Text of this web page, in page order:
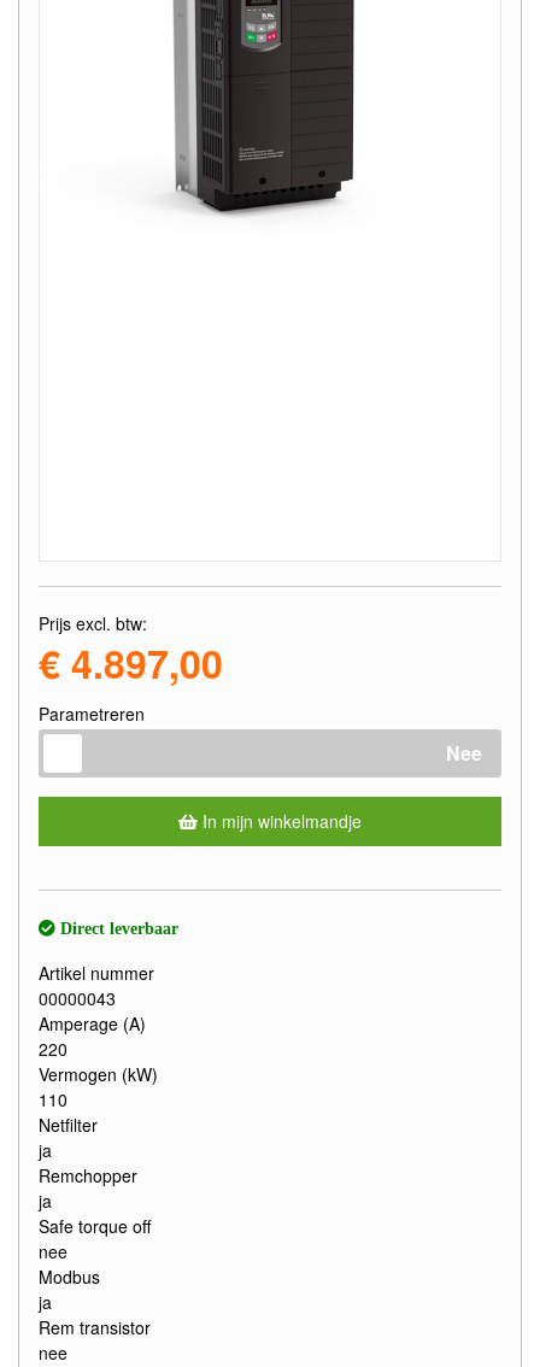
Prijs excl. btw:
€ 4.897,00
Parametreren
Nee
In mijn winkelmandje
Direct leverbaar
Artikel nummer
00000043
Amperage (A)
220
Vermogen (kW)
110
Netfilter
ja
Remchopper
ja
Safe torque off
nee
Modbus
ja
Rem transistor
nee